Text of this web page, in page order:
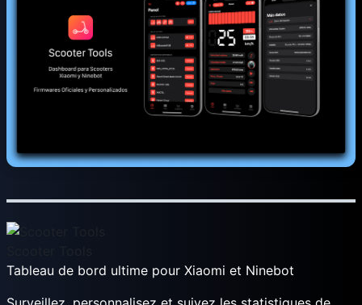
Tableau de bord ultime pour Xiaomi et Ninebot